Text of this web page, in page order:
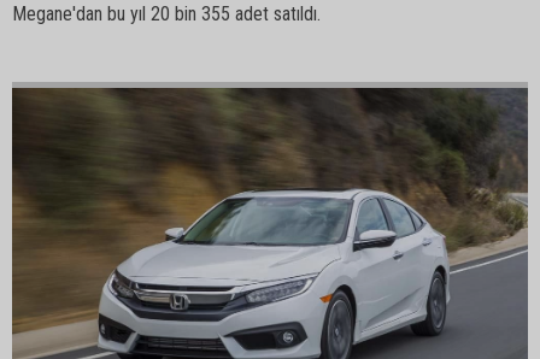
Megane'dan bu yıl 20 bin 355 adet satıldı.